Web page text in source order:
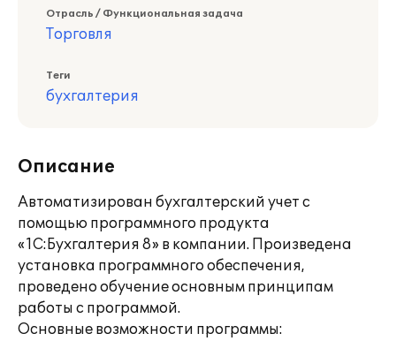
Отрасль / Функциональная задача
Торговля
Теги
бухгалтерия
Описание
Автоматизирован бухгалтерский учет с
помощью программного продукта
«1С:Бухгалтерия 8» в компании. Произведена
установка программного обеспечения,
проведено обучение основным принципам
работы с программой.
Основные возможности программы: